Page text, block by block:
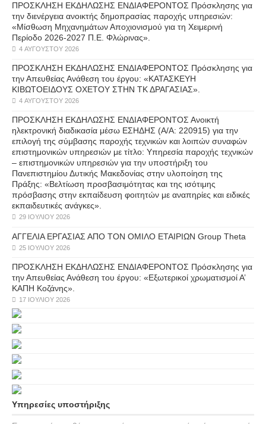
ΠΡΟΣΚΛΗΣΗ ΕΚΔΗΛΩΣΗΣ ΕΝΔΙΑΦΕΡΟΝΤΟΣ Πρόσκλησης για
την διενέργεια ανοικτής δημοπρασίας παροχής υπηρεσιών:
«Μίσθωση Μηχανημάτων Αποχιονισμού για τη Χειμερινή
Περίοδο 2026-2027 Π.Ε. Φλώρινας».
4 ΑΥΓΟΎΣΤΟΥ 2026
ΠΡΟΣΚΛΗΣΗ ΕΚΔΗΛΩΣΗΣ ΕΝΔΙΑΦΕΡΟΝΤΟΣ Πρόσκλησης για
την Απευθείας Ανάθεση του έργου: «ΚΑΤΑΣΚΕΥΗ
ΚΙΒΩΤΟΕΙΔΟΥΣ ΟΧΕΤΟΥ ΣΤΗΝ ΤΚ ΔΡΑΓΑΣΙΑΣ».
4 ΑΥΓΟΎΣΤΟΥ 2026
ΠΡΟΣΚΛΗΣΗ ΕΚΔΗΛΩΣΗΣ ΕΝΔΙΑΦΕΡΟΝΤΟΣ Ανοικτή
ηλεκτρονική διαδικασία μέσω ΕΣΗΔΗΣ (Α/Α: 220915) για την
επιλογή της σύμβασης παροχής τεχνικών και λοιπών συναφών
επιστημονικών υπηρεσιών με τίτλο: Υπηρεσία παροχής τεχνικών
– επιστημονικών υπηρεσιών για την υποστήριξη του
Πανεπιστημίου Δυτικής Μακεδονίας στην υλοποίηση της
Πράξης: «Βελτίωση προσβασιμότητας και της ισότιμης
πρόσβασης στην εκπαίδευση φοιτητών με αναπηρίες και ειδικές
εκπαιδευτικές ανάγκες».
29 ΙΟΥΛΊΟΥ 2026
ΑΓΓΕΛΙΑ ΕΡΓΑΣΙΑΣ ΑΠΟ ΤΟΝ ΟΜΙΛΟ ΕΤΑΙΡΙΩΝ Group Theta
25 ΙΟΥΛΊΟΥ 2026
ΠΡΟΣΚΛΗΣΗ ΕΚΔΗΛΩΣΗΣ ΕΝΔΙΑΦΕΡΟΝΤΟΣ Πρόσκλησης για
την Απευθείας Ανάθεση του έργου: «Εξωτερικοί χρωματισμοί Α’
ΚΑΠΗ Κοζάνης».
17 ΙΟΥΛΊΟΥ 2026
Υπηρεσίες υποστήριξης